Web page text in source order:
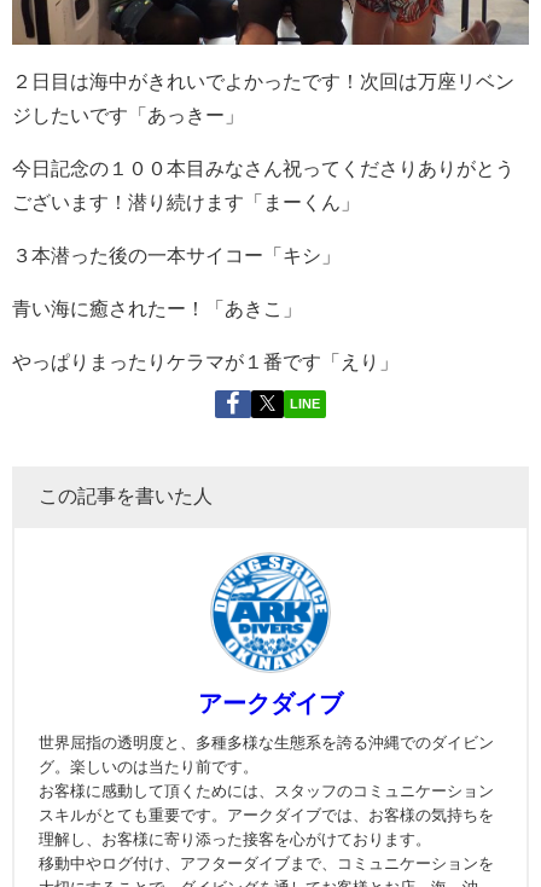
２日目は海中がきれいでよかったです！次回は万座リベン
ジしたいです「あっきー」
今日記念の１００本目みなさん祝ってくださりありがとう
ございます！潜り続けます「まーくん」
３本潜った後の一本サイコー「キシ」
青い海に癒されたー！「あきこ」
やっぱりまったりケラマが１番です「えり」
LINE
この記事を書いた人
アークダイブ
世界屈指の透明度と、多種多様な生態系を誇る沖縄でのダイビン
グ。楽しいのは当たり前です。
お客様に感動して頂くためには、スタッフのコミュニケーション
スキルがとても重要です。アークダイブでは、お客様の気持ちを
理解し、お客様に寄り添った接客を心がけております。
移動中やログ付け、アフターダイブまで、コミュニケーションを